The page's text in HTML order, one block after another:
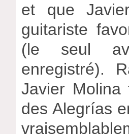
et que
guitariste
(le seul
enregistré).
Javier Molina
des Alegrías